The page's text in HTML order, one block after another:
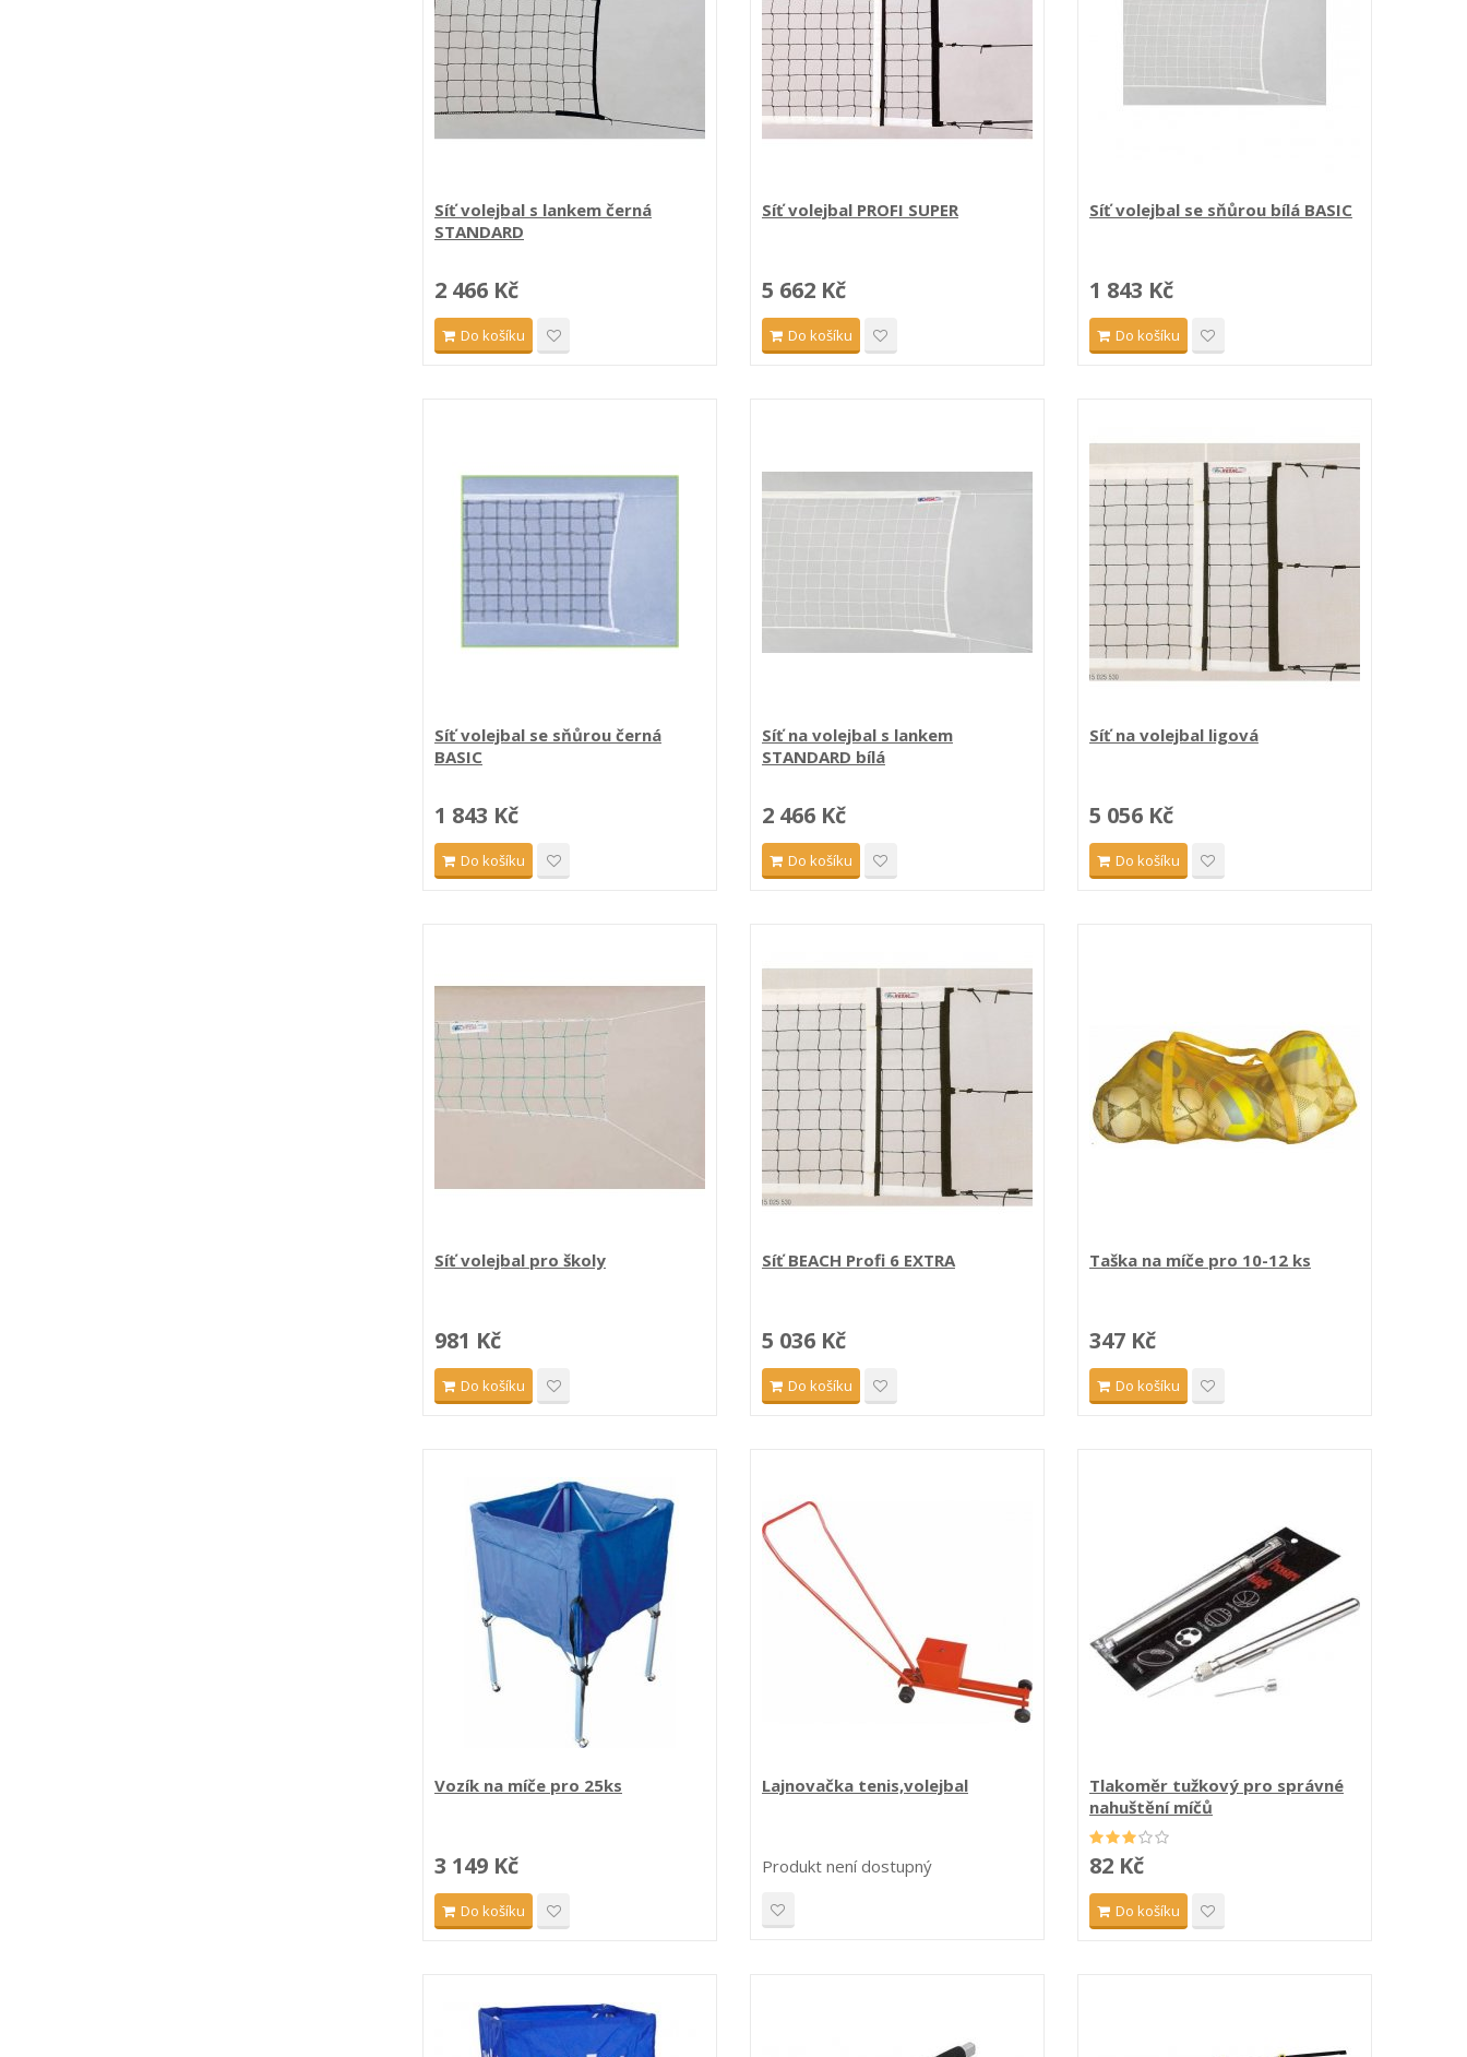
Síť volejbal s lankem černá
STANDARD
2 466 Kč
Do košíku
Síť volejbal PROFI SUPER
5 662 Kč
Do košíku
Síť volejbal se sňůrou bílá BASIC
1 843 Kč
Do košíku
Síť volejbal se sňůrou černá
BASIC
1 843 Kč
Do košíku
Síť na volejbal s lankem
STANDARD bílá
2 466 Kč
Do košíku
Síť na volejbal ligová
5 056 Kč
Do košíku
Síť volejbal pro školy
981 Kč
Do košíku
Síť BEACH Profi 6 EXTRA
5 036 Kč
Do košíku
Taška na míče pro 10-12 ks
347 Kč
Do košíku
Vozík na míče pro 25ks
3 149 Kč
Do košíku
Lajnovačka tenis,volejbal
Produkt není dostupný
Tlakoměr tužkový pro správné
nahuštění míčů
82 Kč
Do košíku